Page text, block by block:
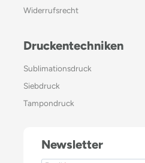
Widerrufsrecht
Druckentechniken
Sublimationsdruck
Siebdruck
Tampondruck
Newsletter